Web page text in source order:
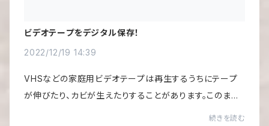
ビデオテープをデジタル保存！
2022/12/19 14:39
VHSなどの家庭用ビデオテープは再生するうちにテープ
が伸びたり、カビが生えたりすることがあります。このまま
続きを読む